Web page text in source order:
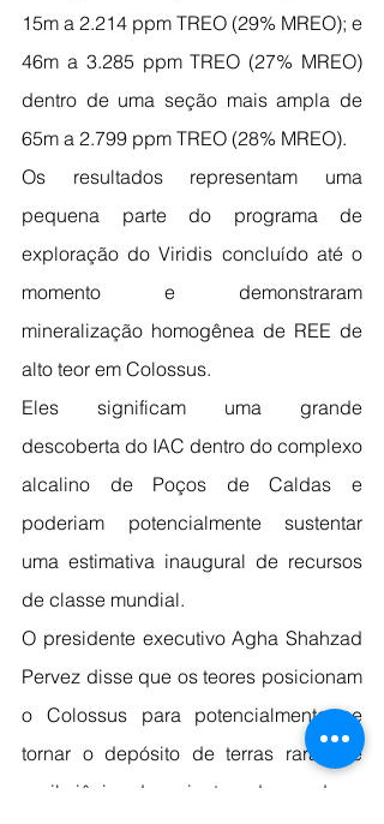
15m a 2.214 ppm TREO (29% MREO); e
46m a 3.285 ppm TREO (27% MREO)
dentro de uma seção mais ampla de
65m a 2.799 ppm TREO (28% MREO).
Os resultados representam uma
pequena parte do programa de
exploração do Viridis concluído até o
momento e demonstraram
mineralização homogênea de REE de
alto teor em Colossus.
Eles significam uma grande
descoberta do IAC dentro do complexo
alcalino de Poços de Caldas e
poderiam potencialmente sustentar
uma estimativa inaugural de recursos
de classe mundial.
O presidente executivo Agha Shahzad
Pervez disse que os teores posicionam
o Colossus para potencialmente se
tornar o depósito de terras raras de
argila iônica de maior teor do mundo.